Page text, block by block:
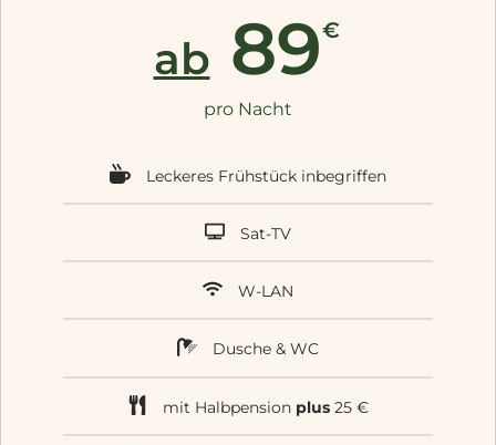
ab 89€
pro Nacht
Leckeres Frühstück inbegriffen
Sat-TV
W-LAN
Dusche & WC
mit Halbpension plus 25 €